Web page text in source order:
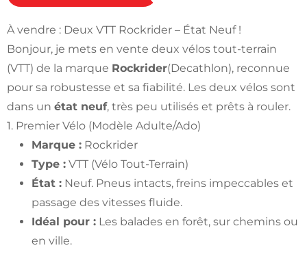
À vendre : Deux VTT Rockrider – État Neuf !
Bonjour, je mets en vente deux vélos tout-terrain
(VTT) de la marque Rockrider(Decathlon), reconnue
pour sa robustesse et sa fiabilité. Les deux vélos sont
dans un état neuf, très peu utilisés et prêts à rouler.
1. Premier Vélo (Modèle Adulte/Ado)
Marque : Rockrider
Type : VTT (Vélo Tout-Terrain)
État : Neuf. Pneus intacts, freins impeccables et
passage des vitesses fluide.
Idéal pour : Les balades en forêt, sur chemins ou
en ville.